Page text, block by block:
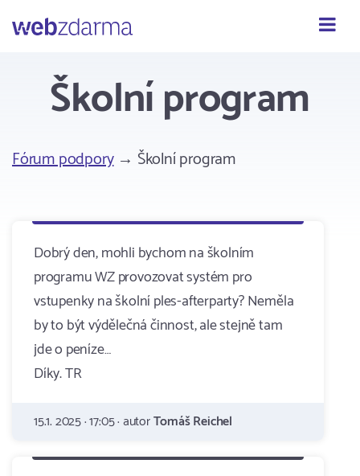
Webzdarma
Školní program
Fórum podpory→ Školní program
Dobrý den, mohli bychom na školním
programu WZ provozovat systém pro
vstupenky na školní ples-afterparty? Neměla
by to být výdělečná činnost, ale stejně tam
jde o peníze…
Díky. TR
15.1. 2025 · 17:05 · autorTomáš Reichel